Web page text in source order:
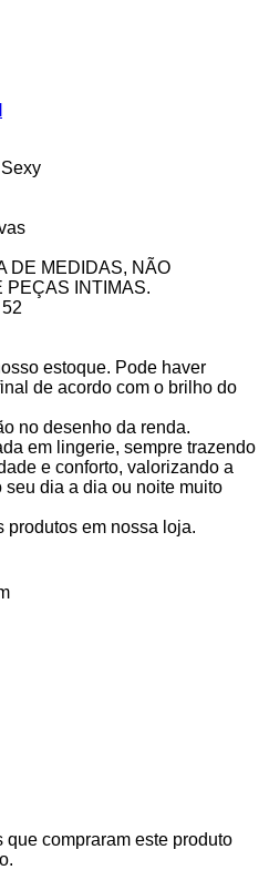
DE MEDIDAS, NÃO
PEÇAS INTIMAS.
estoque. Pode haver
de acordo com o brilho do
no desenho da renda.
em lingerie, sempre trazendo
e conforto, valorizando a
dia a dia ou noite muito
produtos em nossa loja.
compraram este produto